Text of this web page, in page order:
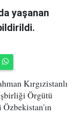
yaşanan
Kırgızistanlı
Örgütü